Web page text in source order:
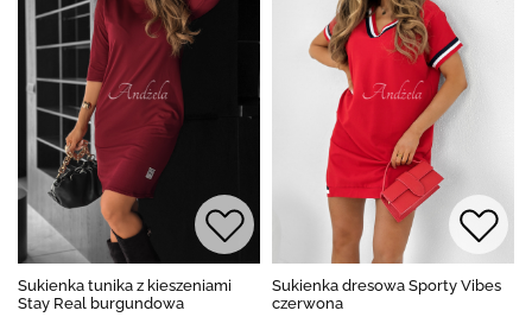
Sukienka tunika z kieszeniami
Stay Real burgundowa
Sukienka dresowa Sporty Vibes
czerwona